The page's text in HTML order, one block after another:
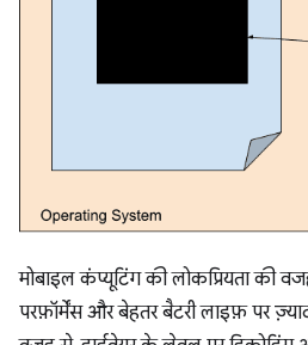
मोबाइल कंप्यूटिंग की लोकप्रियता की
परफ़ॉर्मेंस और बेहतर बैटरी लाइफ़ पर